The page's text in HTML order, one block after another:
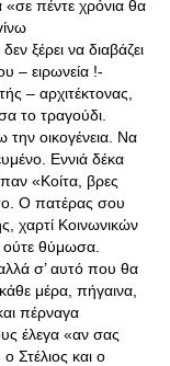
πέντε χρόνια θα
ξέρει να διαβάζει
– ειρωνεία !-
– αρχιτέκτονας,
το τραγούδι.
οικογένεια. Να
Εννιά δέκα
«Κοίτα, βρες
το. Ο πατέρας σου
χαρτί Κοινωνικών
θύμωσα.
σ’ αυτό που θα
μέρα, πήγαινα,
πέρναγα
έλεγα «αν σας
Στέλιος και ο